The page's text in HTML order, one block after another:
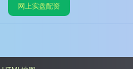
网上实盘配资